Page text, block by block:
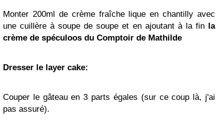
Monter 200ml de crème fraîche lique en chantilly avec
une cuillère à soupe de soupe et en ajoutant à la fin la
crème de spéculoos du Comptoir de Mathilde
Dresser le layer cake:
Couper le gâteau en 3 parts égales (sur ce coup là, j'ai
pas assuré).